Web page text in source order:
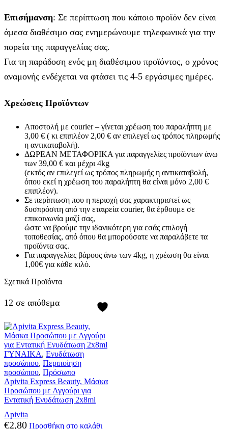
Επισήμανση: Σε περίπτωση που κάποιο προϊόν δεν είναι
άμεσα διαθέσιμο σας ενημερώνουμε τηλεφωνικά για την
πορεία της παραγγελίας σας.
Για τη παράδοση ενός μη διαθέσιμου προϊόντος, ο χρόνος
αναμονής ενδέχεται να φτάσει τις 4-5 εργάσιμες ημέρες.
Χρεώσεις Προϊόντων
Αποστολή με courier – γίνεται χρέωση του παραλήπτη με
3,00 € ( κι επιπλέον 2,00 € αν επιλεγεί ως τρόπος πληρωμής
η αντικαταβολή).
ΔΩΡΕΑΝ ΜΕΤΑΦΟΡΙΚΑ για παραγγελίες προϊόντων άνω
των 39,00 € και μέχρι 4kg
(εκτός αν επιλεγεί ως τρόπος πληρωμής η αντικαταβολή,
όπου εκεί η χρέωση του παραλήπτη θα είναι μόνο 2,00 €
επιπλέον).
Σε περίπτωση που η περιοχή σας χαρακτηριστεί ως
δυσπρόσιτη από την εταιρεία courier, θα έρθουμε σε
επικοινωνία μαζί σας,
ώστε να βρούμε την ιδανικότερη για εσάς επιλογή
τοποθεσίας, από όπου θα μπορούσατε να παραλάβετε τα
προϊόντα σας.
Για παραγγελίες βάρους άνω των 4kg, η χρέωση θα είναι
1,00€ για κάθε κιλό.
Σχετικά Προϊόντα
12 σε απόθεμα
ΓΥΝΑΙΚΑ, Ενυδάτωση
προσώπου, Περιποίηση
προσώπου, Πρόσωπο
Apivita Express Beauty, Μάσκα
Προσώπου με Αγγούρι για
Εντατική Ενυδάτωση 2x8ml
Apivita
€2,80 Προσθήκη στο καλάθι